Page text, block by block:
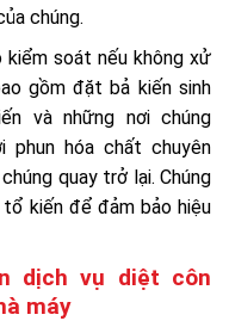
chúng.
kiểm soát nếu không xử
gồm đặt bả kiến sinh
và những nơi chúng
hóa chất chuyên
quay trở lại. Chúng
kiến để đảm bảo hiệu
dịch vụ diệt côn
máy